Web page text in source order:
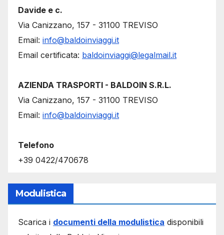
Davide e c.
Via Canizzano, 157 - 31100 TREVISO
Email: info@baldoinviaggi.it
Email certificata: baldoinviaggi@legalmail.it
AZIENDA TRASPORTI - BALDOIN S.R.L.
Via Canizzano, 157 - 31100 TREVISO
Email: info@baldoinviaggi.it
Telefono
+39 0422/470678
Modulistica
Scarica i documenti della modulistica disponibili